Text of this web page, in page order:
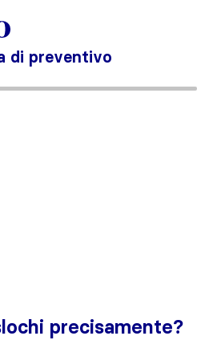
di preventivo
precisamente?